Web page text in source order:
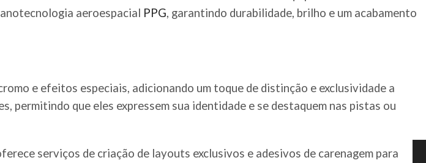
aeroespacial PPG, garantindo durabilidade, brilho e um acabamento
e efeitos especiais, adicionando um toque de distinção e exclusividade a
que eles expressem sua identidade e se destaquem nas pistas ou
serviços de criação de layouts exclusivos e adesivos de carenagem para